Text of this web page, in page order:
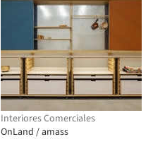
Interiores Comerciales
OnLand / amass